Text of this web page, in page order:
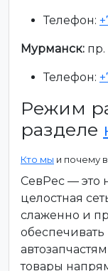
Телефон:
Мурманск: пр.
Телефон:
Режим
разделе
Кто мы и почему
СевРес — это
целостная
слаженно и
товары